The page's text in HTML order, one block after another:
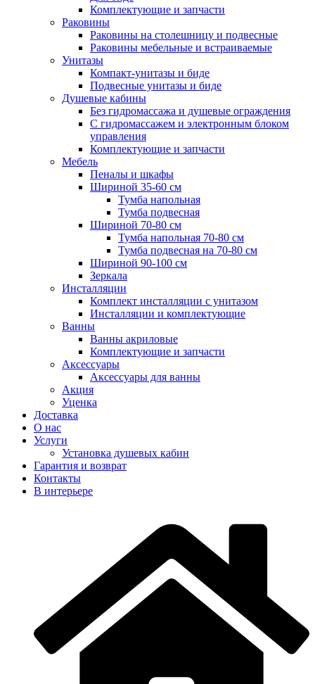
Комплектующие и запчасти
Раковины
Раковины на столешницу и подвесные
Раковины мебельные и встраиваемые
Унитазы
Компакт-унитазы и биде
Подвесные унитазы и биде
Душевые кабины
Без гидромассажа и душевые ограждения
С гидромассажем и электронным блоком
управления
Комплектующие и запчасти
Мебель
Пеналы и шкафы
Шириной 35-60 см
Тумба напольная
Тумба подвесная
Шириной 70-80 см
Тумба напольная 70-80 см
Тумба подвесная на 70-80 см
Шириной 90-100 см
Зеркала
Инсталляции
Комплект инсталляции с унитазом
Инсталляции и комплектующие
Ванны
Ванны акриловые
Комплектующие и запчасти
Аксессуары
Аксеcсуары для ванны
Акция
Уценка
Доставка
О нас
Услуги
Установка душевых кабин
Гарантия и возврат
Контакты
В интерьере